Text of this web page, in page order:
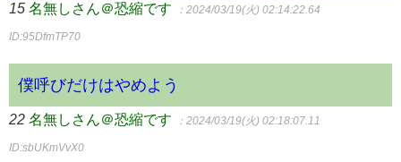
15 名無しさん＠恐縮です ：2024/03/19(火) 02:14:22.64
ID:95DfmTP70
僕呼びだけはやめよう
22 名無しさん＠恐縮です ：2024/03/19(火) 02:18:07.11
ID:sbUKmVvX0